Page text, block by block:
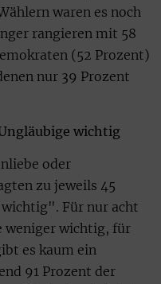
waren es noch
rangieren mit 58
(52 Prozent)
nur 39 Prozent
wichtig
oder
zu jeweils 45
Für nur acht
weniger wichtig, für
es kaum ein
91 Prozent der